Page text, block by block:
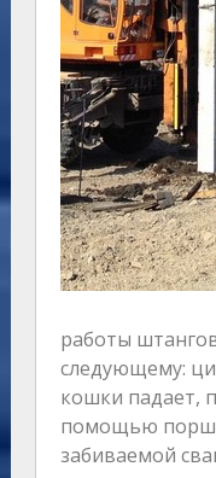
работы
следующему:
кошки падает,
помощью
забиваемой